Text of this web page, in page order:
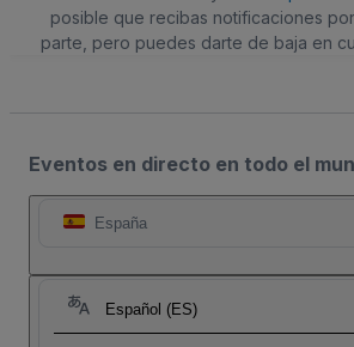
posible que recibas notificaciones
parte, pero puedes darte de baja en
Eventos en directo en todo el
España
Español (ES)